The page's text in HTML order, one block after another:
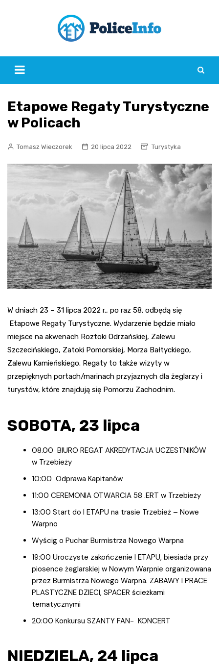
Etapowe Regaty Turystyczne
w Policach
Tomasz Wieczorek 20 lipca 2022 Turystyka
W dniach 23 – 31 lipca 2022 r., po raz 58. odbędą się
Etapowe Regaty Turystyczne. Wydarzenie będzie miało
miejsce na akwenach Roztoki Odrzańskiej, Zalewu
Szczecińskiego, Zatoki Pomorskiej, Morza Bałtyckiego,
Zalewu Kamieńskiego. Regaty to także wizyty w
przepięknych portach/marinach przyjaznych dla żeglarzy i
turystów, które znajdują się Pomorzu Zachodnim.
SOBOTA, 23 lipca
08.00 BIURO REGAT AKREDYTACJA UCZESTNIKÓW
w Trzebieży
10:00 Odprawa Kapitanów
11:00 CEREMONIA OTWARCIA 58 .ERT w Trzebieży
13:00 Start do I ETAPU na trasie Trzebież – Nowe
Warpno
Wyścig o Puchar Burmistrza Nowego Warpna
19:00 Uroczyste zakończenie I ETAPU, biesiada przy
piosence żeglarskiej w Nowym Warpnie organizowana
przez Burmistrza Nowego Warpna. ZABAWY I PRACE
PLASTYCZNE DZIECI, SPACER ścieżkami
tematycznymi
20:00 Konkursu SZANTY FAN- KONCERT
NIEDZIELA, 24 lipca